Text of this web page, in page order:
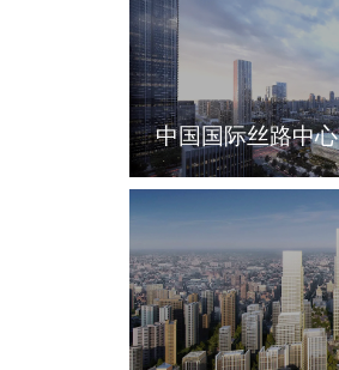
中国国际丝路中心